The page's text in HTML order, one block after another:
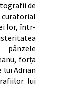
de
lor, într-
pânzele
forța
lui Adrian
lui